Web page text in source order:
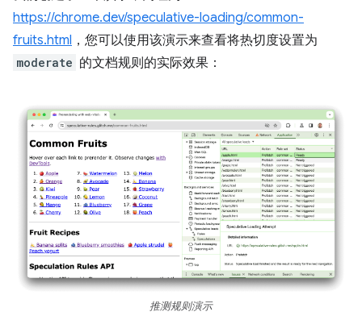
https://chrome.dev/speculative-loading/common-
fruits.html ，您可以使用该演示来查看将热切度设置为
moderate 的文档规则的实际效果：
推测规则演示